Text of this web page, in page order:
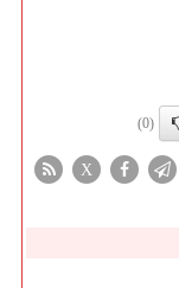
(0)
X